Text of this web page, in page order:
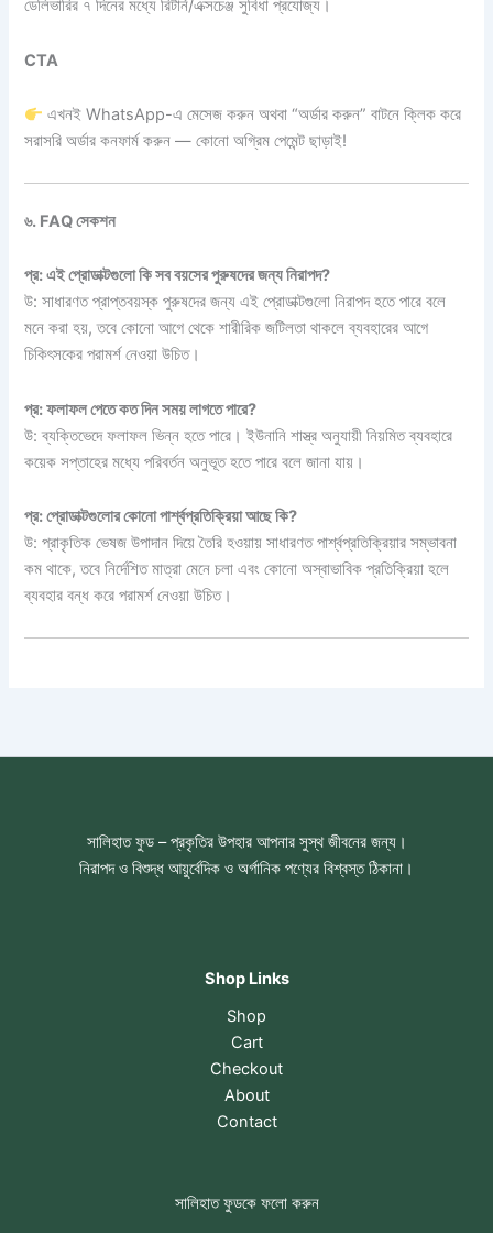
ডেলিভারির ৭ দিনের মধ্যেরিটার্ন/এক্সচেঞ্জ সুবিধা প্রযোজ্য।
CTA
এখনই WhatsApp-এ মেসেজকরুন অথবা “অর্ডারকরুন” বাটনে ক্লিককরে
সরাসরি অর্ডারকনফার্ম করুন — কোনোঅগ্রিম পেমেন্ট ছাড়াই!
৬. FAQ সেকশন
প্র: এই প্রোডাক্টগুলো কি সব বয়সের পুরুষদের জন্য নিরাপদ?
উ: সাধারণতপ্রাপ্তবয়স্ক পুরুষদের জন্য এইপ্রোডাক্টগুলো নিরাপদ হতে পারে বলে
মনেকরা হয়, তবে কোনো আগেথেকে শারীরিক জটিলতাথাকলে ব্যবহারের আগে
চিকিৎসকের পরামর্শ নেওয়াউচিত।
প্র: ফলাফল পেতে কত দিন সময় লাগতে পারে?
উ: ব্যক্তিভেদেফলাফল ভিন্ন হতেপারে। ইউনানি শাস্ত্রঅনুযায়ী নিয়মিতব্যবহারে
কয়েক সপ্তাহেরমধ্যে পরিবর্তন অনুভূত হতেপারে বলে জানা যায়।
প্র: প্রোডাক্টগুলোর কোনো পার্শ্বপ্রতিক্রিয়া আছে কি?
উ: প্রাকৃতিকভেষজ উপাদান দিয়ে তৈরিহওয়ায় সাধারণতপার্শ্বপ্রতিক্রিয়ার সম্ভাবনা
কমথাকে, তবে নির্দেশিতমাত্রা মেনে চলা এবং কোনোঅস্বাভাবিক প্রতিক্রিয়াহলে
ব্যবহার বন্ধ করেপরামর্শ নেওয়া উচিত।
সালিহাত ফুড – প্রকৃতির উপহার আপনার সুস্থ জীবনের জন্য।
নিরাপদ ও বিশুদ্ধ আয়ুর্বেদিক ও অর্গানিক পণ্যের বিশ্বস্ত ঠিকানা।
Shop Links
Shop
Cart
Checkout
About
Contact
সালিহাত ফুডকে ফলো করুন